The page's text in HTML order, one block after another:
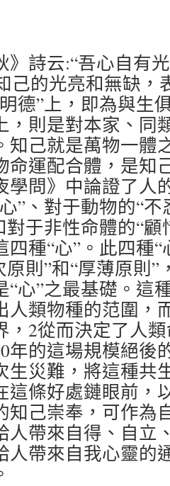
》詩云:“吾心自有
己的光亮和無缺，
德”上，即為與生
，則是對本家、同
知己就是萬物一體
命運配合體，是知
學問》中論證了人
”、對于動物的“
對于非性命體的“
四種“心”。此四種
原則”和“厚薄原則”
“心”之最基礎。這
人類物種的范圍，
，2從而決定了人
年的這場規模絕後
生災難，將這種共
這條好處鏈眼前，
知己崇奉，可作為
人帶來自得、自立
人帶來自我心靈的